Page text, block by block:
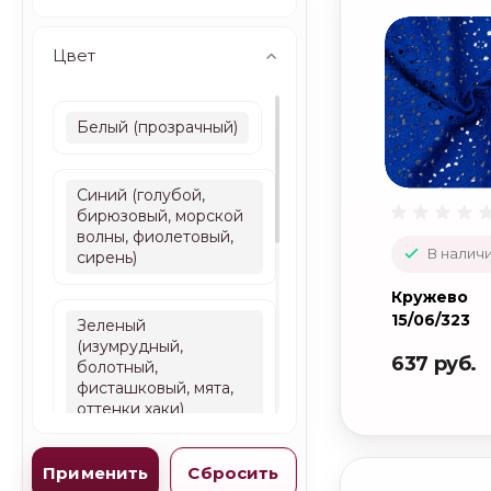
Цвет
Белый (прозрачный)
Синий (голубой,
бирюзовый, морской
волны, фиолетовый,
сирень)
Зеленый
(изумрудный,
болотный,
фисташковый, мята,
оттенки хаки)
Коричневый
В
Кружево
15/06/323
637 руб.